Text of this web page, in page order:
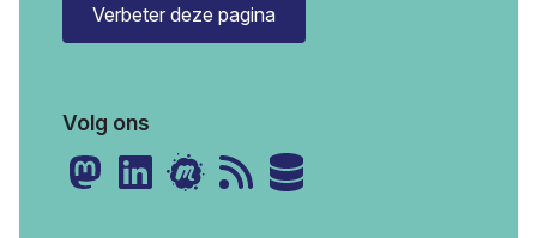
Verbeter deze pagina
Volg ons